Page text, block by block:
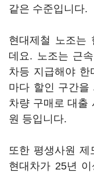
같은 수준입니다.
현대제철 노조는
데요. 노조는 근
차등 지급해야 한
마다 할인 구간을
차량 구매로 대출
원 등입니다.
또한 평생사원 제
현대차가 25년